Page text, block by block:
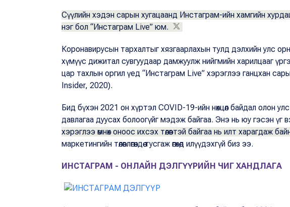
Сүүлийн хэдэн сарын хугацаанд Инстаграм-ийн хамгийн
нэг бол “Инстаграм Live” юм.
Коронавирусын тархалтыг хязгаарлахын тулд дэлхийн улс
хүмүүс дижитал сувгуудаар дамжуулж нийгмийн харилцааг
цар тахлын оргил үед “Инстаграм Live” хэрэглээ ганцхан
Insider, 2020).
Бид бүхэн 2021 он хүртэл COVID-19-ийн нөхцөл байдал олон
давлагаа дуусах болоогүйг мэдэж байгаа. Энэ нь юу гэсэн үг
хэрэглээ өмнөх оноос ихсэх төлөвтэй байгаа нь илт харагдаж
маркетингийн төлөвлөгөөндөө тусгаж өгөхөд илүүдэхгүй биз ээ.
ИНСТАГРАМ - ОНЛАЙН ДЭЛГҮҮРИЙН ЧИГ ХАНДЛАГА